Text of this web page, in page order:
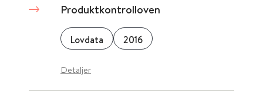
Produktkontrolloven
Lovdata 2016
Detaljer